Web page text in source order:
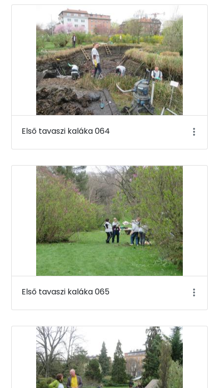
Első tavaszi kaláka 064
Első tavaszi kaláka 065